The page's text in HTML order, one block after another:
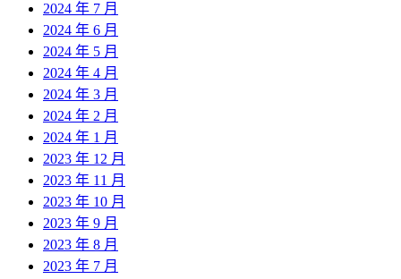
2024 年 7 月
2024 年 6 月
2024 年 5 月
2024 年 4 月
2024 年 3 月
2024 年 2 月
2024 年 1 月
2023 年 12 月
2023 年 11 月
2023 年 10 月
2023 年 9 月
2023 年 8 月
2023 年 7 月